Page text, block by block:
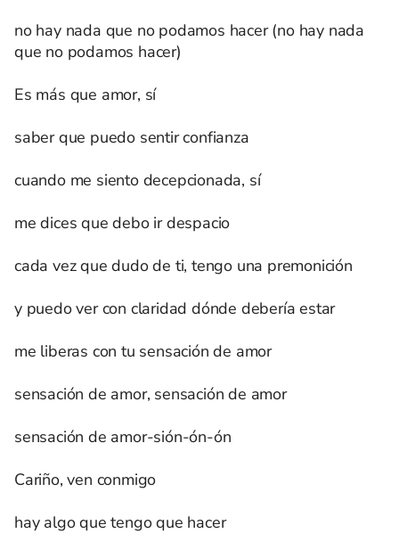
no hay nada que no podamos hacer (no hay nada
que no podamos hacer)
Es más que amor, sí
saber que puedo sentir confianza
cuando me siento decepcionada, sí
me dices que debo ir despacio
cada vez que dudo de ti, tengo una premonición
y puedo ver con claridad dónde debería estar
me liberas con tu sensación de amor
sensación de amor, sensación de amor
sensación de amor-sión-ón-ón
Cariño, ven conmigo
hay algo que tengo que hacer